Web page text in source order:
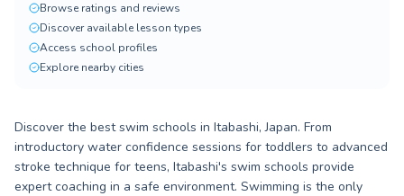
Browse ratings and reviews
Discover available lesson types
Access school profiles
Explore nearby cities
Discover the best swim schools in Itabashi, Japan. From
introductory water confidence sessions for toddlers to advanced
stroke technique for teens, Itabashi's swim schools provide
expert coaching in a safe environment. Swimming is the only